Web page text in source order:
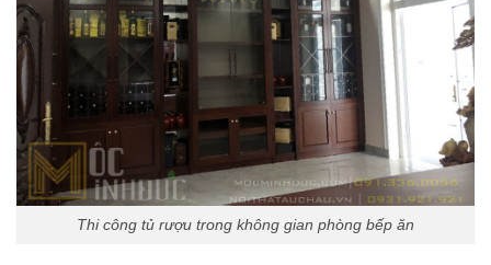
Thi công tủ rượu trong không gian phòng bếp ăn